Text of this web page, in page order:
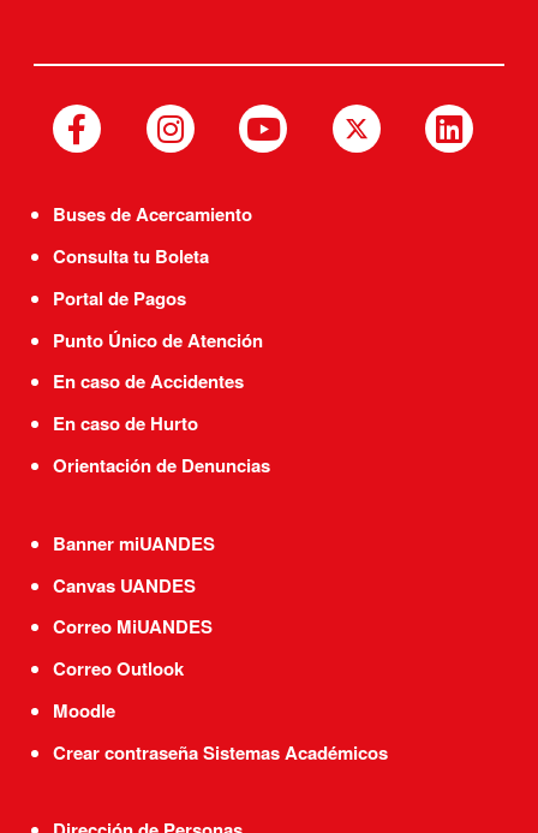
Buses de Acercamiento
Consulta tu Boleta
Portal de Pagos
Punto Único de Atención
En caso de Accidentes
En caso de Hurto
Orientación de Denuncias
Banner miUANDES
Canvas UANDES
Correo MiUANDES
Correo Outlook
Moodle
Crear contraseña Sistemas Académicos